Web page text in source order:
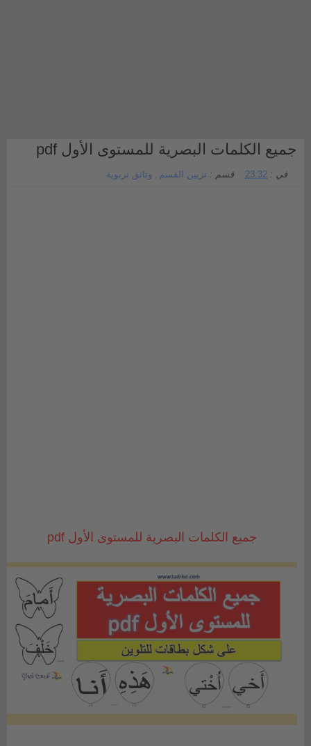
جميع الكلمات البصرية للمستوى الأول pdf
في : 23:32 قسم : تزيين القسم وثائق تربوية
جميع الكلمات البصرية للمستوى الأول pdf